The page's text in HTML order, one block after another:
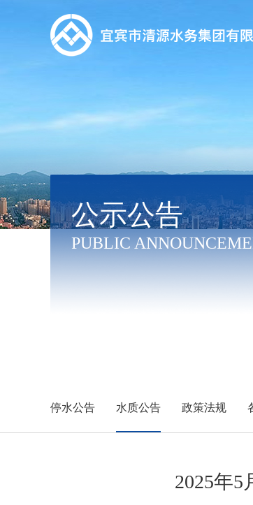
公示公告
PUBLIC
停水公告 水质公告 政策法规
2025年